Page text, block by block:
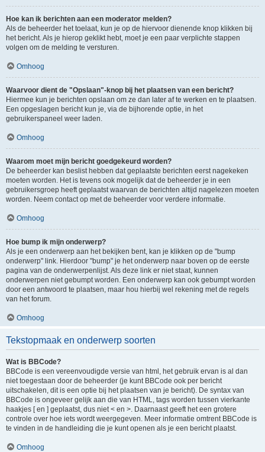
Hoe kan ik berichten aan een moderator melden?
Als de beheerder het toelaat, kun je op de hiervoor dienende knop klikken bij
het bericht. Als je hierop geklikt hebt, moet je een paar verplichte stappen
volgen om de melding te versturen.
Omhoog
Waarvoor dient de "Opslaan"-knop bij het plaatsen van een bericht?
Hiermee kun je berichten opslaan om ze dan later af te werken en te plaatsen.
Een opgeslagen bericht kun je, via de bijhorende optie, in het
gebruikerspaneel weer laden.
Omhoog
Waarom moet mijn bericht goedgekeurd worden?
De beheerder kan beslist hebben dat geplaatste berichten eerst nagekeken
moeten worden. Het is tevens ook mogelijk dat de beheerder je in een
gebruikersgroep heeft geplaatst waarvan de berichten altijd nagelezen moeten
worden. Neem contact op met de beheerder voor verdere informatie.
Omhoog
Hoe bump ik mijn onderwerp?
Als je een onderwerp aan het bekijken bent, kan je klikken op de "bump
onderwerp" link. Hierdoor "bump" je het onderwerp naar boven op de eerste
pagina van de onderwerpenlijst. Als deze link er niet staat, kunnen
onderwerpen niet gebumpt worden. Een onderwerp kan ook gebumpt worden
door een antwoord te plaatsen, maar hou hierbij wel rekening met de regels
van het forum.
Omhoog
Tekstopmaak en onderwerp soorten
Wat is BBCode?
BBCode is een vereenvoudigde versie van html, het gebruik ervan is al dan
niet toegestaan door de beheerder (je kunt BBCode ook per bericht
uitschakelen, dit is een optie bij het plaatsen van je bericht). De syntax van
BBCode is ongeveer gelijk aan die van HTML, tags worden tussen vierkante
haakjes [ en ] geplaatst, dus niet < en >. Daarnaast geeft het een grotere
controle over hoe iets wordt weergegeven. Meer informatie omtrent BBCode is
te vinden in de handleiding die je kunt openen als je een bericht plaatst.
Omhoog